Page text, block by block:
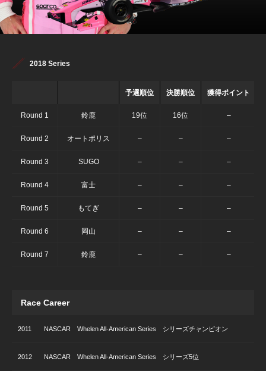
2018 Series
予選順位 決勝順位 獲得ポイント
Round 1 鈴鹿 19位 16位 –
Round 2 オートポリス – – –
Round 3 SUGO – – –
Round 4 富士 – – –
Round 5 もてぎ – – –
Round 6 岡山 – – –
Round 7 鈴鹿 – – –
Race Career
2011 NASCAR Whelen All-American Series シリーズチャンピオン
2012 NASCAR Whelen All-American Series シリーズ5位